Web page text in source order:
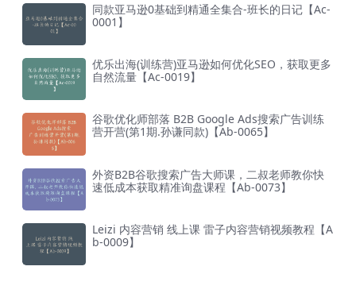
同款亚马逊0基础到精通全集合-班长的日记【Ac-
0001】
优乐出海(训练营)亚马逊如何优化SEO，获取更多
自然流量【Ac-0019】
谷歌优化师部落 B2B Google Ads搜索广告训练
营开营(第1期.孙谦同款)【Ab-0065】
外资B2B谷歌搜索广告大师课，二叔老师教你快
速低成本获取精准询盘课程【Ab-0073】
Leizi 内容营销 线上课 雷子内容营销视频教程【A
b-0009】